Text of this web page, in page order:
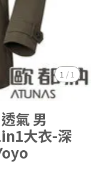
1 /1
氣 男
大衣-深